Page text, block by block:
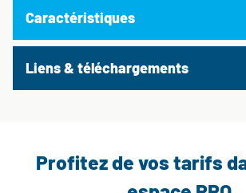
Caractéristiques
Liens & téléchargements
Profitez de vos tarifs